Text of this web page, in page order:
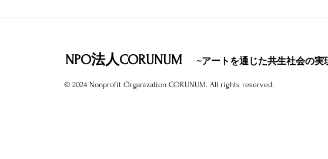
NPO法人CORUNUM ~アートを通じた共生社会の実
© 2024 Nonprofit Organization CORUNUM. All rights reserved.